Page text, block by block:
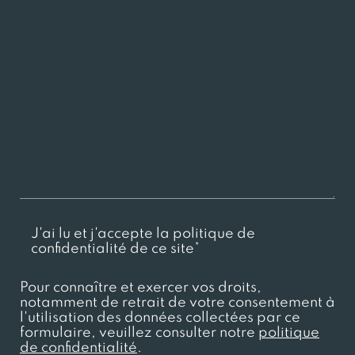
J'ai lu et j'accepte la politique de
confidentialité de ce site*
Pour connaître et exercer vos droits,
notamment de retrait de votre consentement à
l'utilisation des données collectées par ce
formulaire, veuillez consulter notre politique
de confidentialité.